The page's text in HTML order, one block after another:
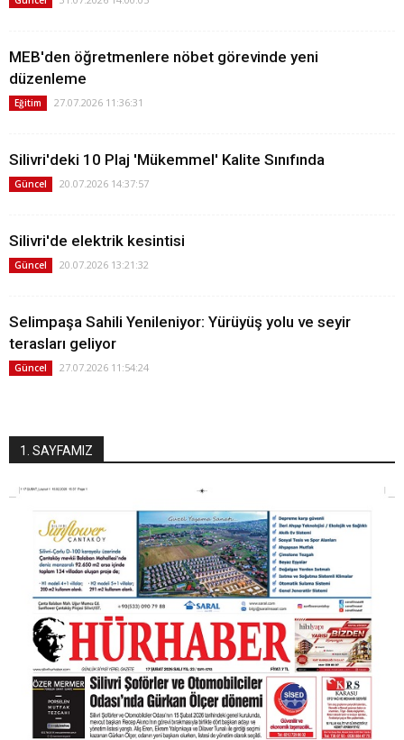
MEB'den öğretmenlere nöbet görevinde yeni
düzenleme
Eğitim 27.07.2026 11:36:31
Silivri'deki 10 Plaj 'Mükemmel' Kalite Sınıfında
Güncel 20.07.2026 14:37:57
Silivri'de elektrik kesintisi
Güncel 20.07.2026 13:21:32
Selimpaşa Sahili Yenileniyor: Yürüyüş yolu ve seyir
terasları geliyor
Güncel 27.07.2026 11:54:24
1. SAYFAMIZ